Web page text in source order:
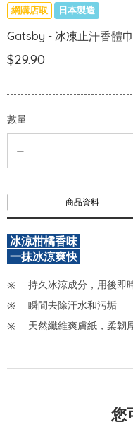
網購店取 日本製造
Gatsby - 冰凍止汗香體
$29.90
數量
商品資料
冰涼柑橘香味
一抹冰涼爽快
持久冰涼成分，用後即
瞬間去除汗水和污垢
天然纖維爽膚紙，柔韌
您